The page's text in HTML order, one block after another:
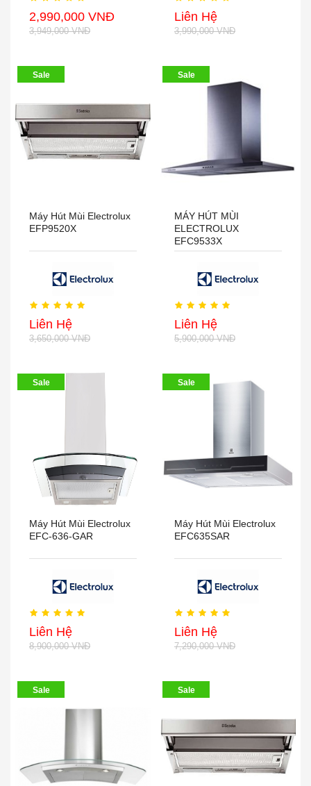
2,990,000 VNĐ
3,949,000 VNĐ
Liên Hệ
3,990,000 VNĐ
Sale
Máy Hút Mùi Electrolux
EFP9520X
Liên Hệ
3,650,000 VNĐ
Sale
MÁY HÚT MÙI
ELECTROLUX
EFC9533X
Liên Hệ
5,900,000 VNĐ
Sale
Máy Hút Mùi Electrolux
EFC-636-GAR
Liên Hệ
8,900,000 VNĐ
Sale
Máy Hút Mùi Electrolux
EFC635SAR
Liên Hệ
7,290,000 VNĐ
Sale Sale